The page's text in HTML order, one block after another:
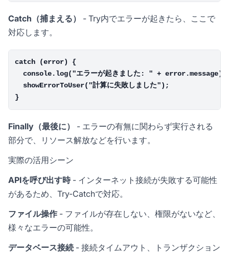
Catch（捕まえる）
- Try内でエラーが起きたら、ここで
対応します。
catch (error) {
  console.log("エラーが起きました: " + error.message);
  showErrorToUser("計算に失敗しました");
Finally（最後に）
- エラーの有無に関わらず実行される
部分で、リソース解放などを行います。
実際の活用シーン
APIを呼び出す時- インターネット接続が失敗する可能性
があるため、Try-Catchで対応。
ファイル操作 - ファイルが存在しない、権限がないなど、
様々なエラーの可能性。
データベース接続 - 接続タイムアウト、トランザクション